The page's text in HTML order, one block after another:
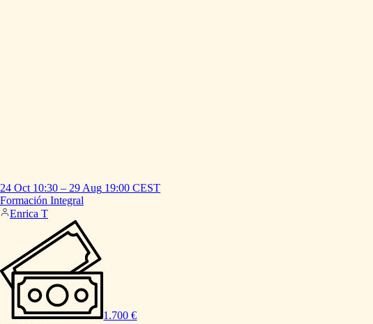
24 Oct 10:30 – 29 Aug 19:00 CEST
Formación Integral
Enrica T
1.700 €